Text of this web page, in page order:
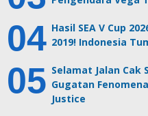
Hasil SEA V Cup
2019! Indonesia
Selamat Jalan Cak
Gugatan
Justice